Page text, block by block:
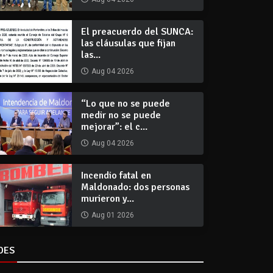
El preacuerdo del SUNCA:
las cláusulas que fijan
las...
Aug 04 2026
“Lo que no se puede
medir no se puede
mejorar”: el c...
Aug 04 2026
Incendio fatal en
Maldonado: dos personas
murieron y...
Aug 01 2026